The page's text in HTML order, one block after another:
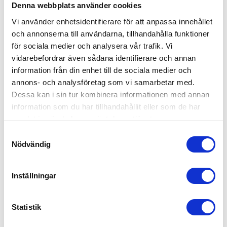
Denna webbplats använder cookies
Vi använder enhetsidentifierare för att anpassa innehållet
och annonserna till användarna, tillhandahålla funktioner
för sociala medier och analysera vår trafik. Vi
vidarebefordrar även sådana identifierare och annan
information från din enhet till de sociala medier och
annons- och analysföretag som vi samarbetar med.
Dessa kan i sin tur kombinera informationen med annan
information som du har tillhandahållit eller som de har
samlat in när du har använt deras tjänster.
Nödvändig
Inställningar
Statistik
erfarenhet med din verksamhets behov, så att du
får en lösning som fungerar direkt.
Så tycker våra kunder i
Karlskrona
Vi har 4,5 på Trustpilot! Bli lika nöjd som tusentals
andra genom att anlita 55Plus.
Kanske du behöver hjälp med detta också?
Värdar, informatörer & bemanning